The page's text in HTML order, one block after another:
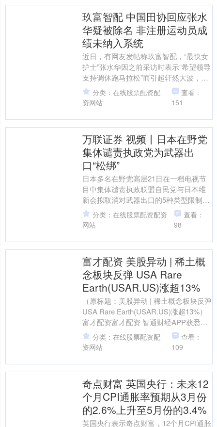
玖富智配 中国田协回应张水
华疑被除名 非注册运动员成
绩未纳入系统
近日，有网友发帖称玖富智配，“最快女
护士”张水华因之前采访时表示“希望领导
支持调休跑马拉松”而引起轩然大波，她
并未出现在中国田径协会公布的女子马
拉松业余选手年度....
分类：在线股票配资配
资网站
查看：
151
万联证券 视频丨日本在野党
集体谴责执政党为武器出
口“松绑”
日本多名在野党高层21日在一档电视节
目中集体谴责执政联盟自民党与日本维
新会拟取消对武器出口的5种类型限制、
为武器出口大幅“松绑”的做法万联证券，
认为此举将使日本....
分类：在线股票配资配资
网站
查看：
98
富才配资 美股异动 | 稀土概
念板块反弹 USA Rare
Earth(USAR.US)涨超13%
（原标题：美股异动 | 稀土概念板块反弹
USA Rare Earth(USAR.US)涨超13%）
富才配资富才配资 智通财经APP获悉，
周四，稀土概念板块反弹....
分类：在线股票配资配
资网站
查看：
109
奇点财富 英国央行：未来12
个月CPI通胀率预期从3月份
的2.6%上升至5月份的3.4%
英国央行表示奇点财富，12个月CPI通胀